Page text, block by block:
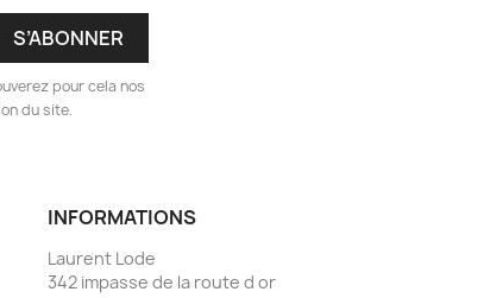
pour cela nos
du site.
INFORMATIONS
Laurent Lode
342 impasse de la route d or